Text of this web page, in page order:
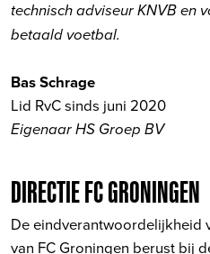
technisch adviseur KNVB en
betaald voetbal.
Bas Schrage
Lid RvC sinds juni 2020
Eigenaar HS Groep BV
DIRECTIE FC GRONINGEN
De eindverantwoordelijkheid
van FC Groningen berust bij